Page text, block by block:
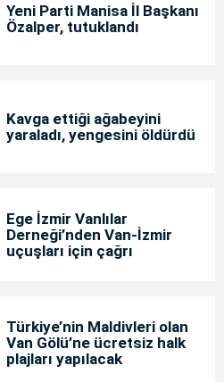
Yeni Parti Manisa İl Başkanı
Özalper, tutuklandı
Kavga ettiği ağabeyini
yaraladı, yengesini öldürdü
Ege İzmir Vanlılar
Derneği’nden Van-İzmir
uçuşları için çağrı
Türkiye’nin Maldivleri olan
Van Gölü’ne ücretsiz halk
plajları yapılacak